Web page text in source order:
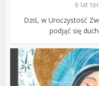
6 lat
Dziś, w Uroczystość
podjąć się